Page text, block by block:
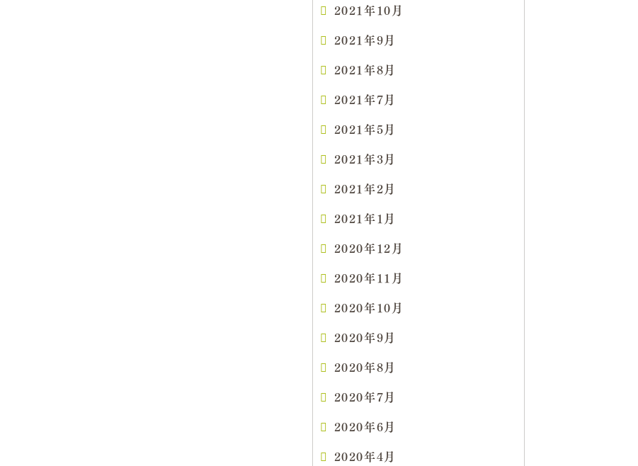
2021年10月
2021年9月
2021年8月
2021年7月
2021年5月
2021年3月
2021年2月
2021年1月
2020年12月
2020年11月
2020年10月
2020年9月
2020年8月
2020年7月
2020年6月
2020年4月